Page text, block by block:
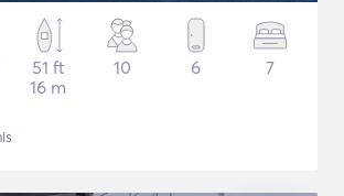
51 ft
16 m
10 6 7